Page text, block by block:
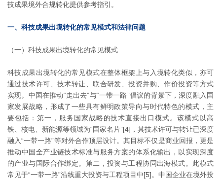
技成果境外合规转化提供参考指引。
一、科技成果出境转化的常见模式和法律问题
（一）科技成果出境转化的常见模式
科技成果出境转化的常见模式在整体框架上与入境转化类似，亦可
通过技术许可、技术转让、联合研发、投资并购、作价投资等方式
实现。中国在推动“走出去”与“一带一路”倡议的背景下，深度融入国
家发展战略，形成了一些具有鲜明政策导向与时代特色的模式，主
要包括：第一，服务国家战略的技术直接出口模式。该模式以高
铁、核电、新能源等领域为“国家名片”[4]，其技术许可与转让已深度
融入“一带一路”等对外合作顶层设计。其目标不仅是商业回报，更是
推动中国全产业链技术标准与服务方案的体系化输出，以实现深度
的产业与国际合作绑定。第二，投资与工程协同出海模式。此模式
常见于“一带一路”沿线重大投资与工程项目中[5]。中国企业在境外投